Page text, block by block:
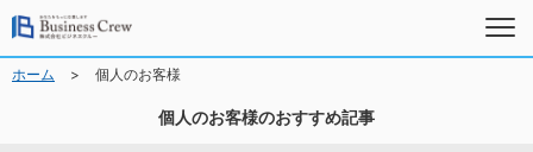
ホーム > 個人のお客様
個人のお客様のおすすめ記事